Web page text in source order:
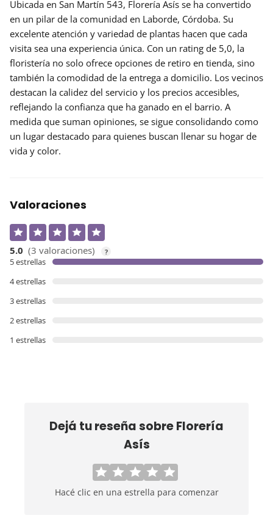
Ubicada en San Martín 543, Florería Asís se ha convertido
en un pilar de la comunidad en Laborde, Córdoba. Su
excelente atención y variedad de plantas hacen que cada
visita sea una experiencia única. Con un rating de 5,0, la
floristería no solo ofrece opciones de retiro en tienda, sino
también la comodidad de la entrega a domicilio. Los vecinos
destacan la calidez del servicio y los precios accesibles,
reflejando la confianza que ha ganado en el barrio. A
medida que suman opiniones, se sigue consolidando como
un lugar destacado para quienes buscan llenar su hogar de
vida y color.
Valoraciones
5.0 (3 valoraciones) ?
5 estrellas
4 estrellas
3 estrellas
2 estrellas
1 estrellas
Dejá tu reseña sobreFlorería
Asís
Hacé clic en una estrella para comenzar